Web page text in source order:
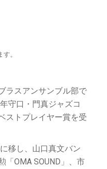
。
ラスアンサンブル部で
守口・門真ジャズコ
ストプレイヤー賞を受
移し、山口真文バン
「OMA SOUND」、市